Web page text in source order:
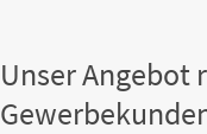
Unser Angebot